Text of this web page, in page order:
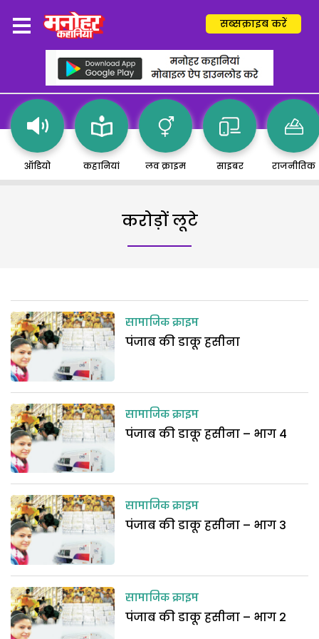
सब्सक्राइब करें
ऑडियो कहानियां लव क्राइम साइबर राजनीतिक
करोड़ों लूटे
सामाजिक क्राइम
पंजाब की डाकू हसीना
सामाजिक क्राइम
पंजाब की डाकू हसीना – भाग 4
सामाजिक क्राइम
पंजाब की डाकू हसीना – भाग 3
सामाजिक क्राइम
पंजाब की डाकू हसीना – भाग 2